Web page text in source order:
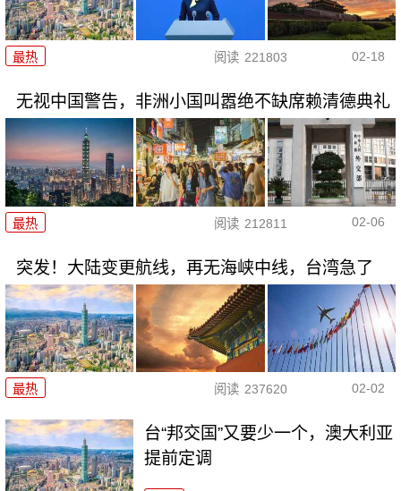
最热 阅读 221803 02-18
无视中国警告，非洲小国叫嚣绝不缺席赖清德典礼
最热 阅读 212811 02-06
突发！大陆变更航线，再无海峡中线，台湾急了
最热 阅读 237620 02-02
台“邦交国”又要少一个，澳大利亚
提前定调